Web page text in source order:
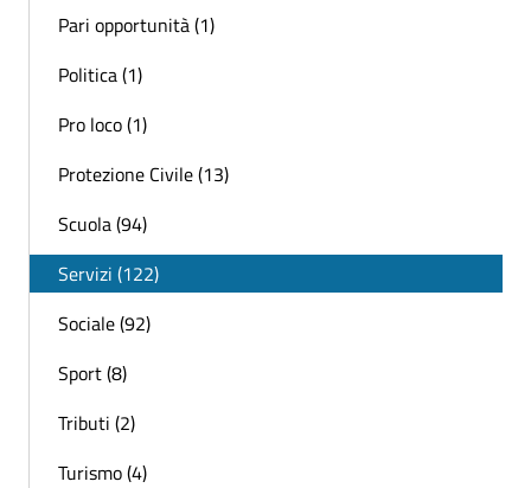
Pari opportunità (1)
Politica (1)
Pro loco (1)
Protezione Civile (13)
Scuola (94)
Servizi (122)
Sociale (92)
Sport (8)
Tributi (2)
Turismo (4)